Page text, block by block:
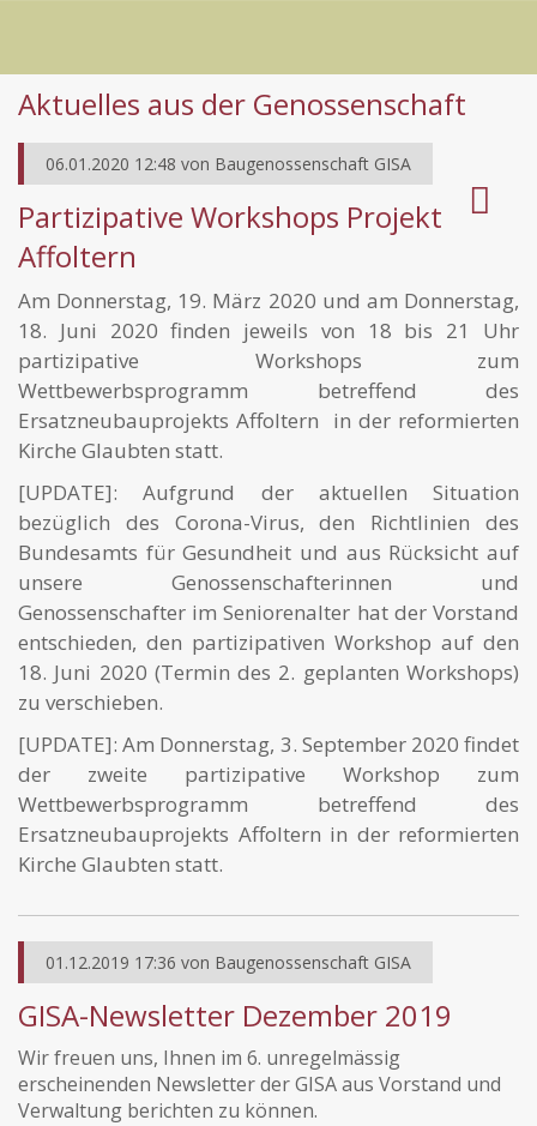
Aktuelles aus der Genossenschaft
06.01.2020 12:48 von Baugenossenschaft GISA
Partizipative Workshops Projekt
Affoltern
Am Donnerstag, 19. März 2020 und am Donnerstag,
18. Juni 2020 finden jeweils von 18 bis 21 Uhr
partizipative Workshops zum
Wettbewerbsprogramm betreffend des
Ersatzneubauprojekts Affoltern in der reformierten
Kirche Glaubten statt.
[UPDATE]: Aufgrund der aktuellen Situation
bezüglich des Corona-Virus, den Richtlinien des
Bundesamts für Gesundheit und aus Rücksicht auf
unsere Genossenschafterinnen und
Genossenschafter im Seniorenalter hat der Vorstand
entschieden, den partizipativen Workshop auf den
18. Juni 2020 (Termin des 2. geplanten Workshops)
zu verschieben.
[UPDATE]: Am Donnerstag, 3. September 2020 findet
der zweite partizipative Workshop zum
Wettbewerbsprogramm betreffend des
Ersatzneubauprojekts Affoltern in der reformierten
Kirche Glaubten statt.
01.12.2019 17:36 von Baugenossenschaft GISA
GISA-Newsletter Dezember 2019
Wir freuen uns, Ihnen im 6. unregelmässig
erscheinenden Newsletter der GISA aus Vorstand und
Verwaltung berichten zu können.